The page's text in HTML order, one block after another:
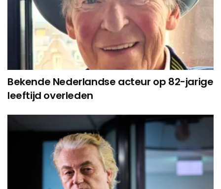
Bekende Nederlandse acteur op 82-jarige
leeftijd overleden